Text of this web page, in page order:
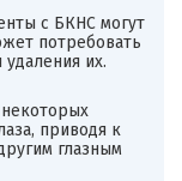
с БКНС могут
потребовать
их.
приводя к
глазным